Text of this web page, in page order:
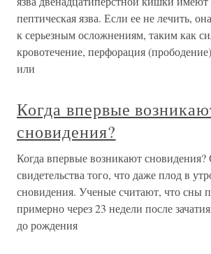
пептическая язва. Если ее не лечить,
к серьезным осложнениям, таким как
кровотечение, перфорация
или
Когда впервые
сновидения?
Когда впервые возникают
свидетельства того, что даже плод в
сновидения. Ученые считают, что сны
примерно через 23 недели после
до рождения